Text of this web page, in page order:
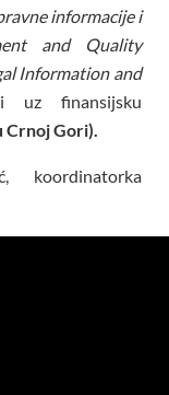
informacije i
and Quality
Information and
uz finansijsku
Crnoj Gori).
koordinatorka